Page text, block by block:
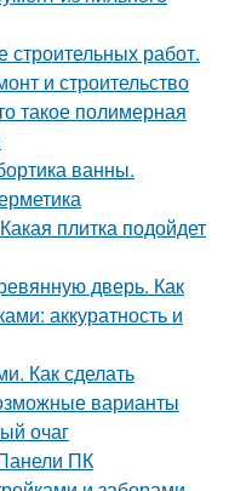
работ.
и строительство
такое полимерная
ванны.
плитка подойдет
дверь. Как
аккуратность и
Как сделать
варианты
очаг
ПК